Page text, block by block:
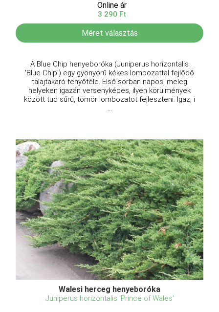
Online ár
3 290 Ft
Méret választás
A Blue Chip henyeboróka (Juniperus horizontalis
'Blue Chip') egy gyönyörű kékes lombozattal fejlődő
talajtakaró fenyőféle. Első sorban napos, meleg
helyeken igazán versenyképes, ilyen körülmények
között tud sűrű, tömör lombozatot fejleszteni. Igaz, i
...
Walesi herceg henyeboróka
Juniperus horizontalis 'Prince of Wales'